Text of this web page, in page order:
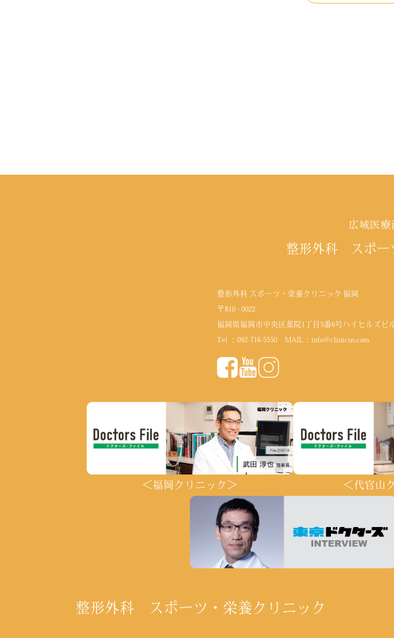
広域医療
整形外科 スポー
整形外科 スポーツ・栄養クリニック 福岡
〒810 - 0022
福岡県福岡市中央区薬院1丁目5番6号ハイヒルズビ
Tel ： 092-716-5550MAIL： info@clinicsn.com
＜福岡クリニック＞ ＜代官山
整形外科 スポーツ・栄養クリニック